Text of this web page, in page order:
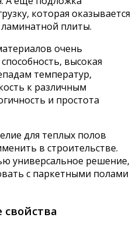
которая оказывается
плиты.
очень
высокая
температур,
к различным
и простота
для теплых полов
в строительстве.
универсальное решение,
с паркетными полами